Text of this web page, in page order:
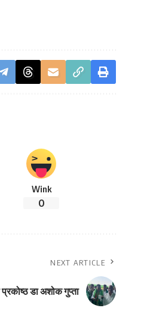
Wink
0
NEXT ARTICLE
डा अशोक गुप्ता